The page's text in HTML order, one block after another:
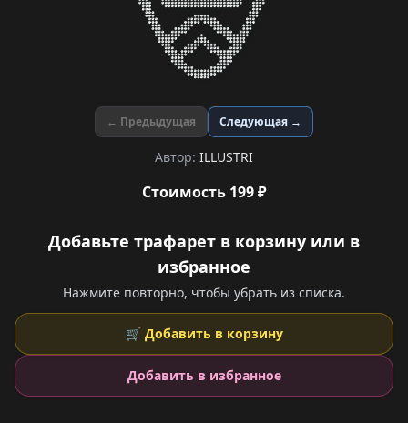
← Предыдущая Следующая →
Автор: ILLUSTRI
Стоимость 199 ₽
Добавьте трафарет в корзину или в
избранное
Нажмите повторно, чтобы убрать из списка.
🛒 Добавить в корзину
Добавить в избранное